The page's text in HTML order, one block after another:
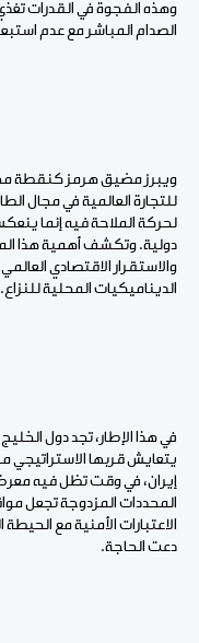
وهذه الفجوة في القدرات
الصدام المباشر مع عدم
ويبرز مضيق هرمز كنقطة
للتجارة العالمية في مجال
لحركة الملاحة فيه إنما
دولية. وتكشف أهمية هذا
والاستقرار الاقتصادي
الديناميكيات المحلية للنزاع.
في هذا الإطار، تجد دول
يتعايش قربها الاستراتيجي
إيران، في وقت تظل فيه
المحددات المزدوجة تجعل
الاعتبارات الأمنية مع
دعت الحاجة.